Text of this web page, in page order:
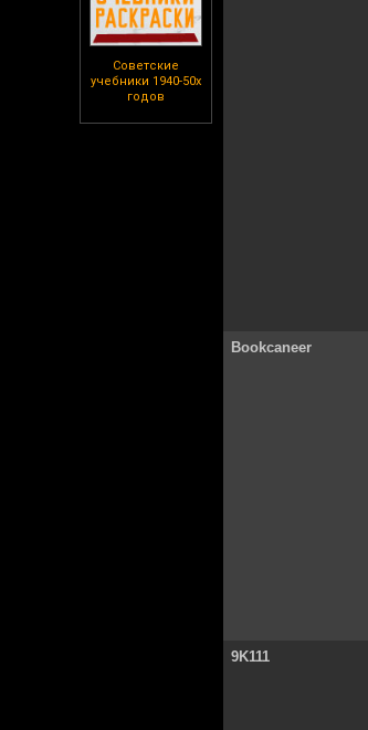
Советские
учебники 1940-50х
годов
Bookcaneer
9K111